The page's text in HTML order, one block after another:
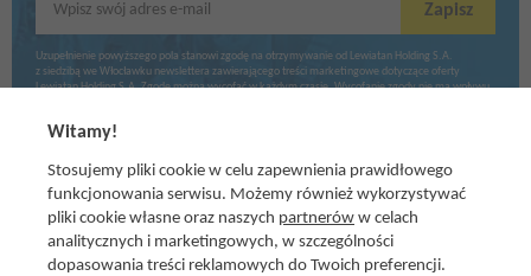
Wpisz swój adres e-mail Zapisz
Uzupełnienie powyższego pola stanowi zgodę na otrzymywanie od Lewiatan Holding S.A.
z siedzibą we Włocławku newslettera zawierającego treści marketingowe dotyczące oferty
Lewiatan Holding S.A. Zgodę można wycofać w każdym czasie. Wycofanie zgody nie ma wpływu
Witamy!
Stosujemy pliki cookie w celu zapewnienia prawidłowego
funkcjonowania serwisu. Możemy również wykorzystywać
pliki cookie własne oraz naszych partnerów w celach
analitycznych i marketingowych, w szczególności
dopasowania treści reklamowych do Twoich preferencji.